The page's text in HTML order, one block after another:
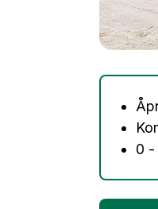
0 -